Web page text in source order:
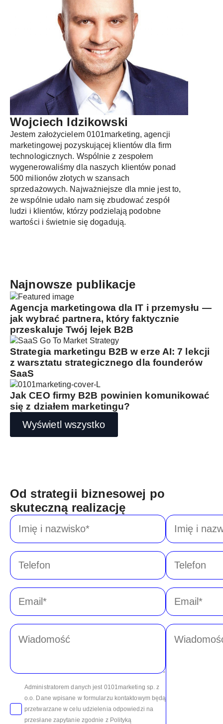
Wojciech Idzikowski
Jestem założycielem 0101marketing, agencji
marketingowej pozyskującej klientów dla firm
technologicznych. Wspólnie z zespołem
wygenerowaliśmy dla naszych klientów ponad
500 milionów złotych w szansach
sprzedażowych. Najważniejsze dla mnie jest to,
że wspólnie udało nam się zbudować zespół
ludzi i klientów, którzy podzielają podobne
wartości i świetnie się dogadują.
Najnowsze publikacje
Agencja marketingowa dla IT i przemysłu —
jak wybrać partnera, który faktycznie
przeskaluje Twój lejek B2B
Strategia marketingu B2B w erze AI: 7 lekcji
z warsztatu strategicznego dla founderów
SaaS
Jak CEO firmy B2B powinien komunikować
się z działem marketingu?
Wyświetl wszystko
Od strategii biznesowej po
skuteczną realizację
Imię
nazwisko
*
Telefon
Email
Wiadomość
Administratorem danych jest 0101marketing sp. z
o.o. Dane wpisane w formularzu kontaktowym będą
przetwarzane w celu udzielenia odpowiedzi na
przesłane zapytanie zgodnie z Polityką
Imię
nazwisko
*
Telefon
Email
Message